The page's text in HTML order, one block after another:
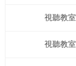
視聽教室
視聽教室